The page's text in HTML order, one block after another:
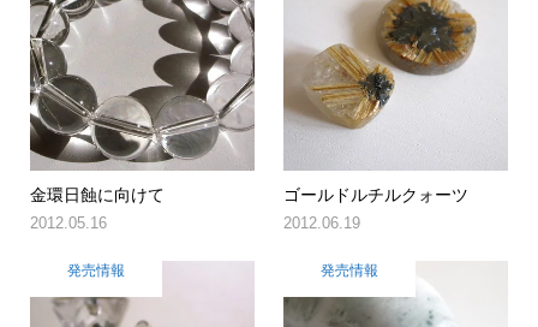
金環日蝕に向けて
2012.05.16
ゴールドルチルクォーツ
2012.06.19
発売情報 発売情報